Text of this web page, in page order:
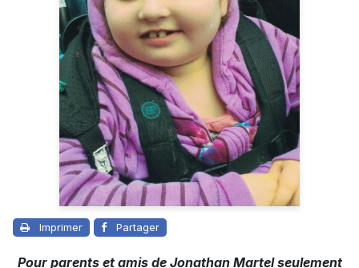
Imprimer Partager
Pour parents et amis de Jonathan Martel seulement